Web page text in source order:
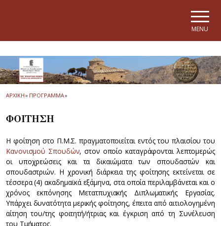
MENU
ΑΡΧΙΚΗ» ΠΡΟΓΡΑΜΜΑ»
ΦΟΙΤΗΣΗ
Η φοίτηση στο Π.Μ.Σ. πραγματοποιείται εντός του πλαισίου του
Κανονισμού Σπουδών, στον οποίο καταγράφονται λεπτομερώς
οι υποχρεώσεις και τα δικαιώματα των σπουδαστών και
σπουδαστριών. Η χρονική διάρκεια της φοίτησης εκτείνεται σε
τέσσερα (4) ακαδημαϊκά εξάμηνα, στα οποία περιλαμβάνεται και ο
χρόνος εκπόνησης Μετατπυχιακής Διπλωματικής Εργασίας.
Υπάρχει δυνατότητα μερικής φοίτησης, έπειτα από αιτιολογημένη
αίτηση του/της φοιτητή/ήτριας και έγκριση από τη Συνέλευση
του Τμήματος.